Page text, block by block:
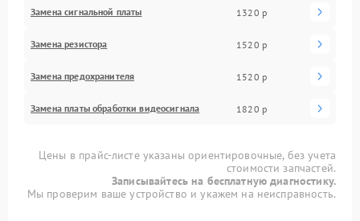
Замена сигнальной платы 1320 р
Замена резистора 1520 р
Замена предохранителя 1520 р
Замена платы обработки видеосигнала 1820 р
Цены в прайс-листе указаны ориентировочные, без учета
стоимости запчастей.
Записывайтесь на бесплатную диагностику.
Мы проверим ваше устройство и укажем на неисправность.